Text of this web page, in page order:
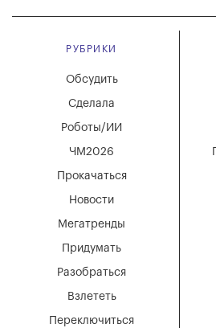
РУБРИКИ
Мегатренды
Придумать
Разобраться
Взлететь
Новости
Переключиться
Обсудить
Сделала
Роботы/ИИ
ЧМ2026
Прокачаться